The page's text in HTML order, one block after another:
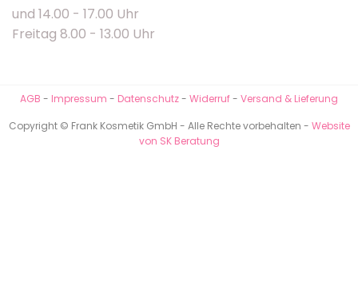
und 14.00 - 17.00 Uhr
Freitag 8.00 - 13.00 Uhr
AGB - Impressum - Datenschutz- Widerruf- Versand & Lieferung
Copyright © Frank Kosmetik GmbH - Alle Rechte vorbehalten - Website
von SK Beratung